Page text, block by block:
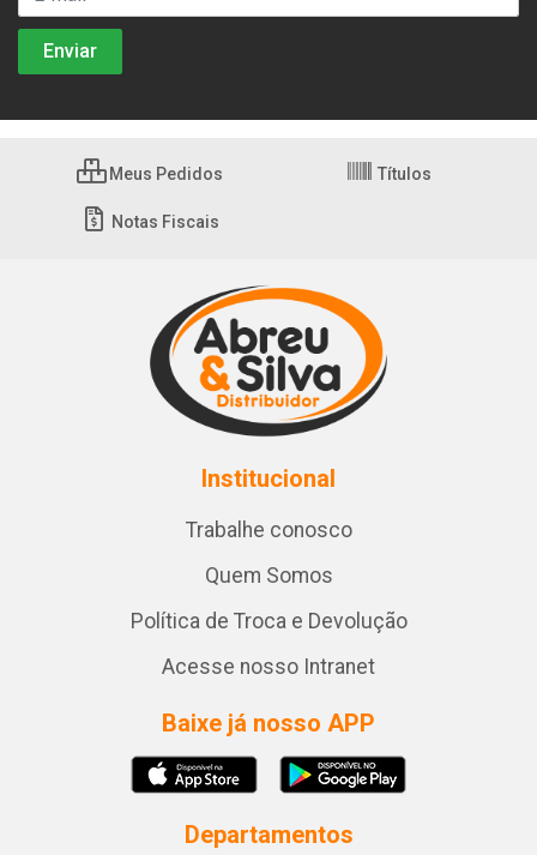
Meus Pedidos Títulos
Notas Fiscais
Institucional
Trabalhe conosco
Quem Somos
Política de Troca e Devolução
Acesse nosso Intranet
Baixe já nosso APP
Departamentos